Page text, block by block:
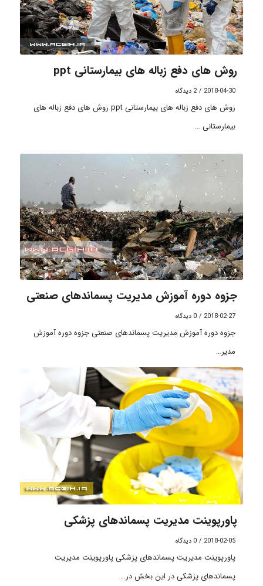
روش های دفع زباله های بیمارستانی ppt
2018-04-30
/ 2 دیدگاه
روش های دفع زباله های بیمارستانی ppt روش های دفع زباله های
بیمارستانی …
جزوه دوره آموزش مدیریت پسماندهای صنعتی
2018-02-27
/ 0 دیدگاه
جزوه دوره آموزش مدیریت پسماندهای صنعتی جزوه دوره آموزش
مدیر…
پاورپوینت مدیریت پسماندهای پزشکی
2018-02-05
/ 0 دیدگاه
پاورپوینت مدیریت پسماندهای پزشکی پاورپوینت مدیریت
پسماندهای پزشکی در این بخش در…